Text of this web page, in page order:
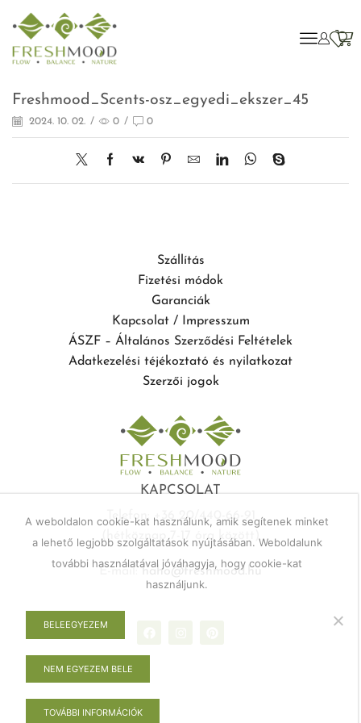
Freshmood_Scents-osz_egyedi_ekszer_45
2024. 10. 02. / 0 / 0
Szállítás
Fizetési módok
Garanciák
Kapcsolat / Impresszum
ÁSZF – Általános Szerződési Feltételek
Adatkezelési téjékoztató és nyilatkozat
Szerzői jogok
KAPCSOLAT
Telefon: +36 20/440-66-91
(hétköznap 7-17 óra között)
E-mail:haho@freshmood.hu
A weboldalon cookie-kat használunk, amik segítenek minket
a lehető legjobb szolgáltatások nyújtásában. Weboldalunk
további használatával jóváhagyja, hogy cookie-kat
használjunk.
BELEEGYEZEM
NEM EGYEZEM BELE
TOVÁBBI INFORMÁCIÓK